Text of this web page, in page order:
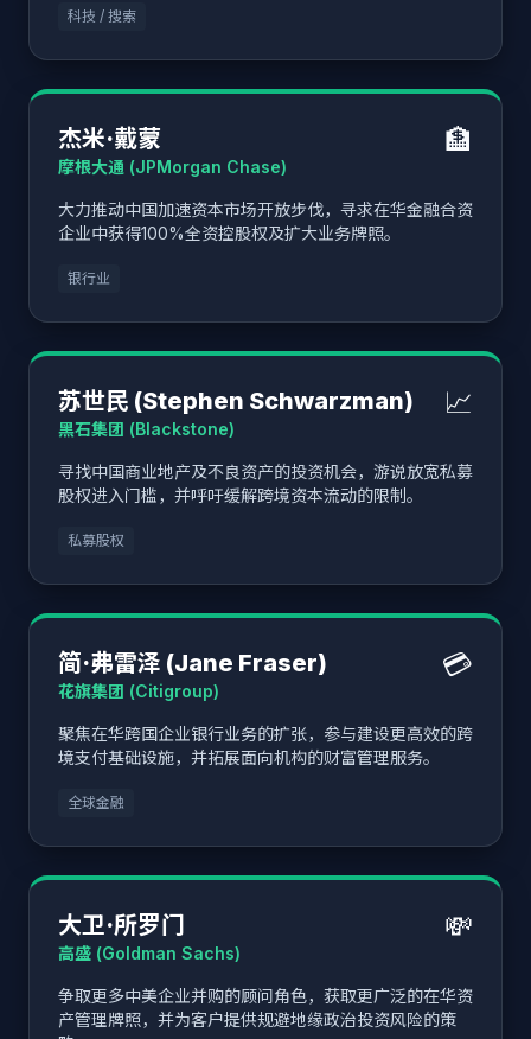
科技 / 搜索
杰米·戴蒙
摩根大通 (JPMorgan Chase)
🏦
大力推动中国加速资本市场开放步伐，寻求在华金融合资
企业中获得100%全资控股权及扩大业务牌照。
银行业
苏世民 (Stephen Schwarzman)
黑石集团 (Blackstone)
📈
寻找中国商业地产及不良资产的投资机会，游说放宽私募
股权进入门槛，并呼吁缓解跨境资本流动的限制。
私募股权
简·弗雷泽 (Jane Fraser)
花旗集团 (Citigroup)
💳
聚焦在华跨国企业银行业务的扩张，参与建设更高效的跨
境支付基础设施，并拓展面向机构的财富管理服务。
全球金融
大卫·所罗门
高盛 (Goldman Sachs)
💸
争取更多中美企业并购的顾问角色，获取更广泛的在华资
产管理牌照，并为客户提供规避地缘政治投资风险的策